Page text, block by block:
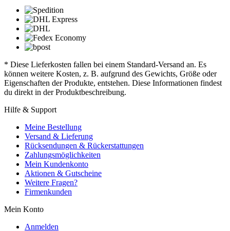
* Diese Lieferkosten fallen bei einem Standard-Versand an. Es
können weitere Kosten, z. B. aufgrund des Gewichts, Größe oder
Eigenschaften der Produkte, entstehen. Diese Informationen findest
du direkt in der Produktbeschreibung.
Hilfe & Support
Meine Bestellung
Versand & Lieferung
Rücksendungen & Rückerstattungen
Zahlungsmöglichkeiten
Mein Kundenkonto
Aktionen & Gutscheine
Weitere Fragen?
Firmenkunden
Mein Konto
Anmelden